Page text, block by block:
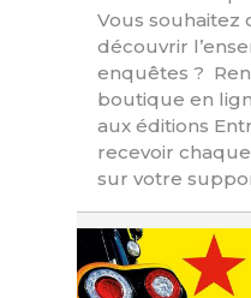
Vous souhaitez
découvrir
enquêtes ?
boutique en
aux éditions
recevoir
sur votre